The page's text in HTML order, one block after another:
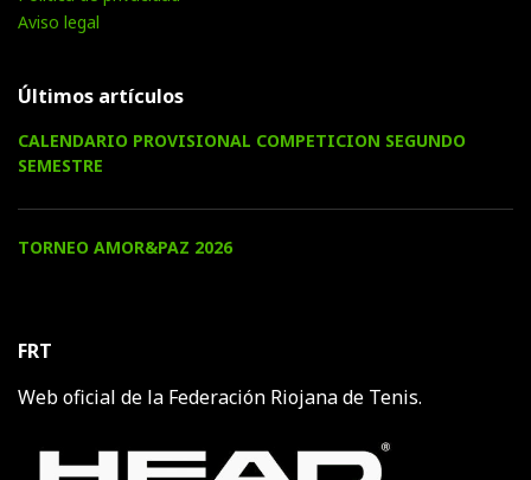
Aviso legal
Últimos artículos
CALENDARIO PROVISIONAL COMPETICION SEGUNDO
SEMESTRE
TORNEO AMOR&PAZ 2026
FRT
Web oficial de la Federación Riojana de Tenis.